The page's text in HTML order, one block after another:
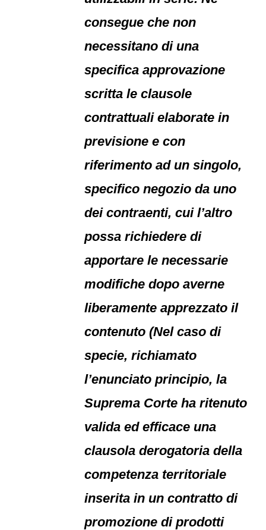
consegue che non
necessitano di una
specifica approvazione
scritta le clausole
contrattuali elaborate in
previsione e con
riferimento ad un singolo,
specifico negozio da uno
dei contraenti, cui l’altro
possa richiedere di
apportare le necessarie
modifiche dopo averne
liberamente apprezzato il
contenuto (Nel caso di
specie, richiamato
l’enunciato principio, la
Suprema Corte ha ritenuto
valida ed efficace una
clausola derogatoria della
competenza territoriale
inserita in un contratto di
promozione di prodotti